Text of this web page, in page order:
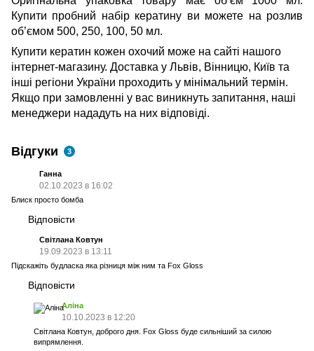
Купити пробний набір кератину ви можете на розлив
об’ємом 500, 250, 100, 50 мл.
Купити кератин кожен охочий може на сайті нашого
інтернет-магазину. Доставка у Львів, Вінницю, Київ та
інші регіони України проходить у мінімальний термін.
Якщо при замовленні у вас виникнуть запитання, наші
менеджери нададуть на них відповіді.
Відгуки 3
Ганна
02.10.2023 в 16:02
Блиск просто бомба
Відповісти
Світлана Ковтун
19.09.2023 в 13:11
Підскажіть будласка яка різниця між ним та Fox Gloss
Відповісти
Аліна
10.10.2023 в 12:20
Світлана Ковтун, доброго дня. Fox Gloss буде сильніший за силою
випрямлення.